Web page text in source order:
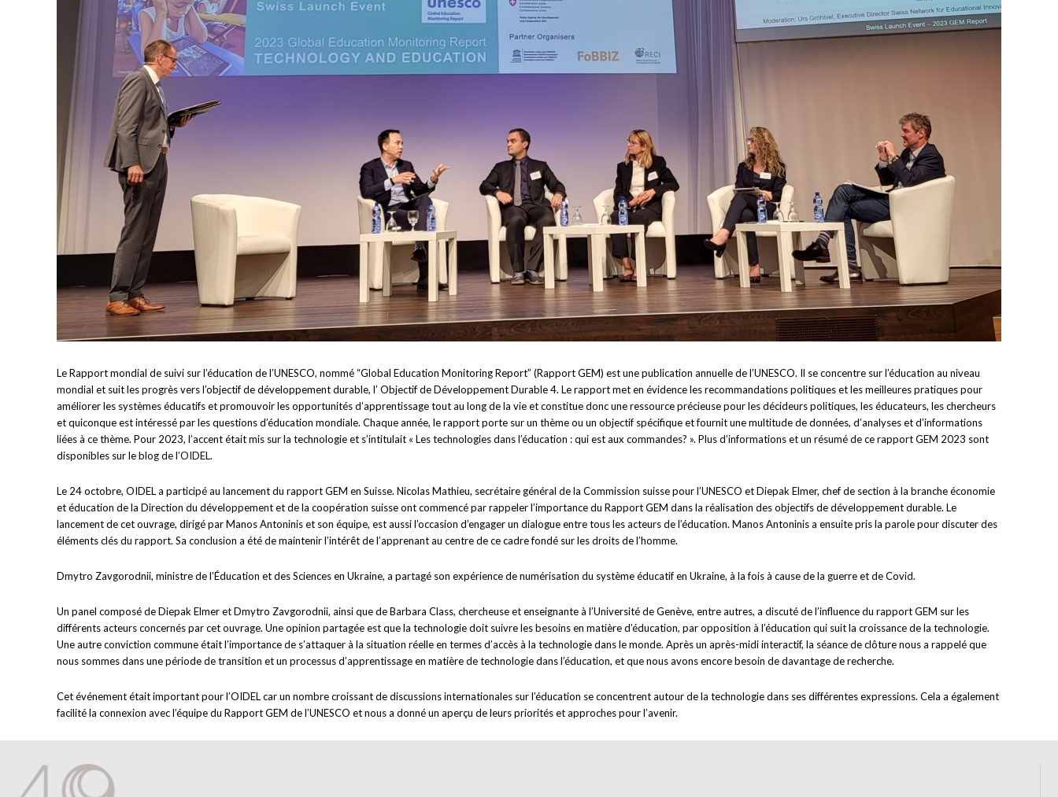
Le Rapport mondial de suivi sur l’éducation de l’UNESCO, nommé “Global Education Monitoring Report” (Rapport GEM) est une publication annuelle de l’UNESCO. Il se concentre sur l’éducation au niveau
mondial et suit les progrès vers l’objectif de développement durable, l’ Objectif de Développement Durable 4. Le rapport met en évidence les recommandations politiques et les meilleures pratiques pour
améliorer les systèmes éducatifs et promouvoir les opportunités d’apprentissage tout au long de la vie et constitue donc une ressource précieuse pour les décideurs politiques, les éducateurs, les chercheurs
et quiconque est intéressé par les questions d’éducation mondiale. Chaque année, le rapport porte sur un thème ou un objectif spécifique et fournit une multitude de données, d’analyses et d’informations
liées à ce thème. Pour 2023, l’accent était mis sur la technologie et s’intitulait « Les technologies dans l’éducation : qui est aux commandes? ». Plus d’informations et un résumé de ce rapport GEM 2023 sont
disponibles sur leblog de l’OIDEL.
Le 24 octobre, OIDEL a participé au lancement du rapport GEM en Suisse. Nicolas Mathieu, secrétaire général de la Commission suisse pour l’UNESCO et Diepak Elmer, chef de section à la branche économie
et éducation de la Direction du développement et de la coopération suisse ont commencé par rappeler l’importance du Rapport GEM dans la réalisation des objectifs de développement durable. Le
lancement de cet ouvrage, dirigé par Manos Antoninis et son équipe, est aussi l’occasion d’engager un dialogue entre tous les acteurs de l’éducation. Manos Antoninis a ensuite pris la parole pour discuter des
éléments clés du rapport. Sa conclusion a été de maintenir l’intérêt de l’apprenant au centre de ce cadre fondé sur les droits de l’homme.
Dmytro Zavgorodnii, ministre de l’Éducation et des Sciences en Ukraine, a partagé son expérience de numérisation du système éducatif en Ukraine, à la fois à cause de la guerre et de Covid.
Un panel composé de Diepak Elmer et Dmytro Zavgorodnii, ainsi que de Barbara Class, chercheuse et enseignante à l’Université de Genève, entre autres, a discuté de l’influence du rapport GEM sur les
différents acteurs concernés par cet ouvrage. Une opinion partagée est que la technologie doit suivre les besoins en matière d’éducation, par opposition à l’éducation qui suit la croissance de la technologie.
Une autre conviction commune était l’importance de s’attaquer à la situation réelle en termes d’accès à la technologie dans le monde. Après un après-midi interactif, la séance de clôture nous a rappelé que
nous sommes dans une période de transition et un processus d’apprentissage en matière de technologie dans l’éducation, et que nous avons encore besoin de davantage de recherche.
Cet événement était important pour l’OIDEL car un nombre croissant de discussions internationales sur l’éducation se concentrent autour de la technologie dans ses différentes expressions. Cela a également
facilité la connexion avec l’équipe du Rapport GEM de l’UNESCO et nous a donné un aperçu de leurs priorités et approches pour l’avenir.